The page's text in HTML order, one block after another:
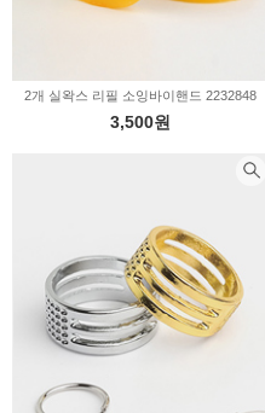
2개 실왁스 리필 소잉바이핸드 2232848
3,500원